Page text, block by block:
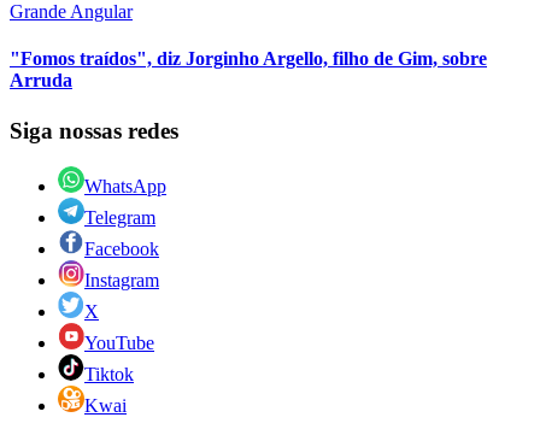
Grande Angular
"Fomos traídos", diz Jorginho Argello, filho de Gim, sobre
Arruda
Siga nossas redes
WhatsApp
Telegram
Facebook
Instagram
X
YouTube
Tiktok
Kwai